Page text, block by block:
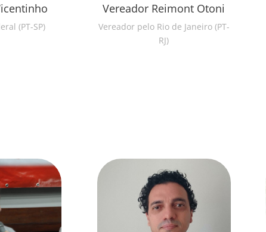
(PT-SP)
Vereador Reimont Otoni
Vereador pelo Rio de Janeiro (PT-
RJ)